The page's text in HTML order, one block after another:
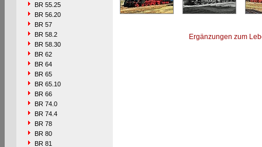
BR 55.25
BR 56.20
BR 57
BR 58.2
BR 58.30
BR 62
BR 64
BR 65
BR 65.10
BR 66
BR 74.0
BR 74.4
BR 78
BR 80
BR 81
Ergänzungen zum